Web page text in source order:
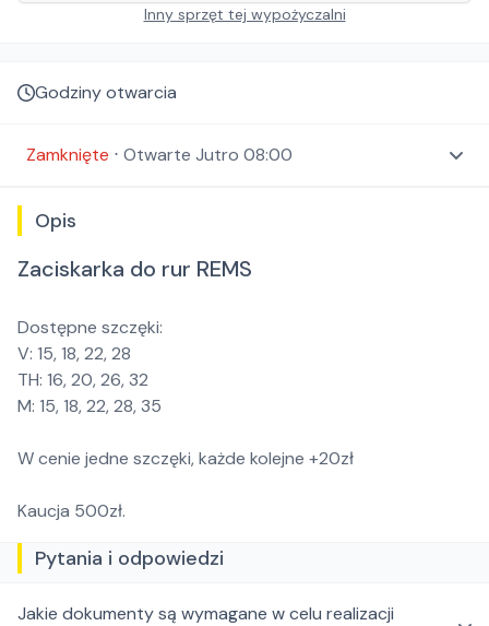
Inny sprzęt tej wypożyczalni
Godziny otwarcia
Zamknięte ⋅ Otwarte Jutro 08:00
Opis
Zaciskarka do rur REMS
Dostępne szczęki:
V: 15, 18, 22, 28
TH: 16, 20, 26, 32
M: 15, 18, 22, 28, 35
W cenie jedne szczęki, każde kolejne +20zł
Kaucja 500zł.
Pytania i odpowiedzi
Jakie dokumenty są wymagane w celu realizacji